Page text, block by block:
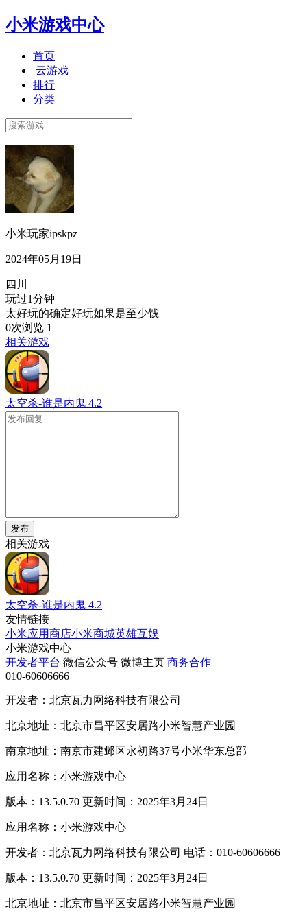
小米游戏中心
首页
云游戏
排行
分类
小米玩家ipskpz
2024年05月19日
四川
玩过1分钟
太好玩的确定好玩如果是至少钱
0次浏览 1
相关游戏
太空杀-谁是内鬼 4.2
发布
相关游戏
太空杀-谁是内鬼 4.2
友情链接
小米应用商店小米商城英雄互娱
小米游戏中心
开发者平台 微信公众号 微博主页 商务合作
010-60606666
开发者：北京瓦力网络科技有限公司
北京地址：北京市昌平区安居路小米智慧产业园
南京地址：南京市建邺区永初路37号小米华东总部
应用名称：小米游戏中心
版本：13.5.0.70 更新时间：2025年3月24日
应用名称：小米游戏中心
开发者：北京瓦力网络科技有限公司 电话：010-60606666
版本：13.5.0.70 更新时间：2025年3月24日
北京地址：北京市昌平区安居路小米智慧产业园